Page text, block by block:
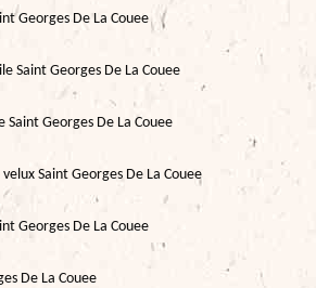
Georges De La Couee
Saint Georges De La Couee
Georges De La Couee
Saint Georges De La Couee
Georges De La Couee
De La Couee